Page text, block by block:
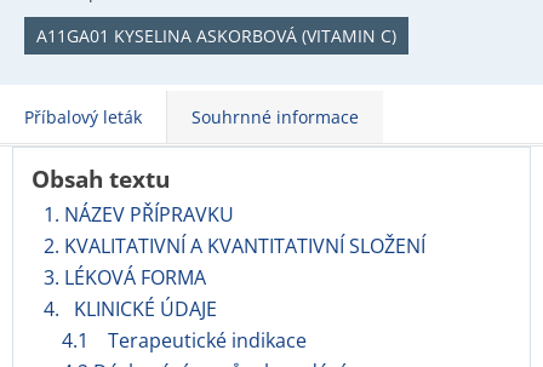
A11GA01 KYSELINA ASKORBOVÁ (VITAMIN C)
Příbalový leták Souhrnné informace
Obsah textu
1. NÁZEV PŘÍPRAVKU
2. KVALITATIVNÍ A KVANTITATIVNÍ SLOŽENÍ
3. LÉKOVÁ FORMA
4. KLINICKÉ ÚDAJE
4.1 Terapeutické indikace